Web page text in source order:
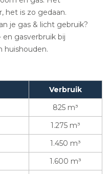
het is zo gedaan.
je gas & licht gebruik?
gasverbruik bij
huishouden.
Verbruik
825 m³
1.275 m³
1.450 m³
1.600 m³